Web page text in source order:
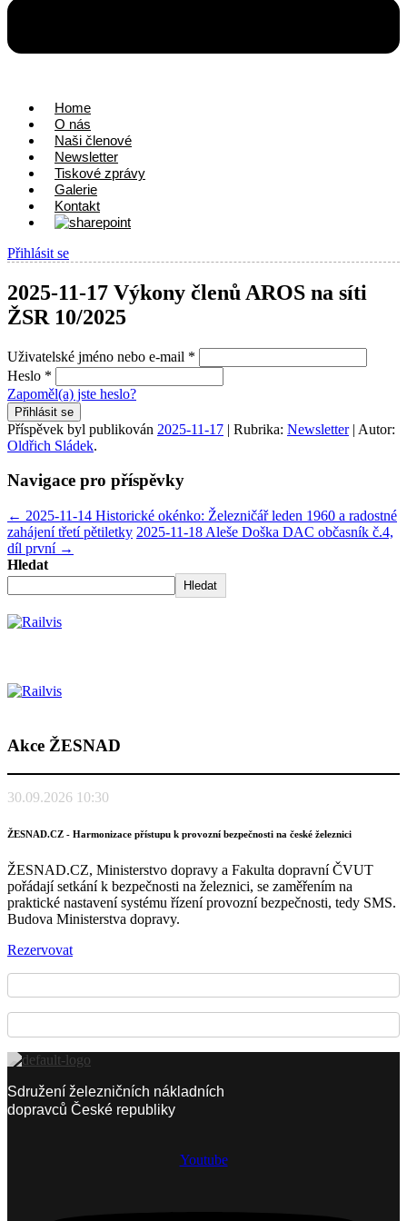
Home
O nás
Naši členové
Newsletter
Tiskové zprávy
Galerie
Kontakt
Přihlásit se
2025-11-17 Výkony členů AROS na síti
ŽSR 10/2025
Uživatelské jméno nebo e-mail *
Heslo *
Zapoměl(a) jste heslo?
Přihlásit se
Příspěvek byl publikován 2025-11-17 | Rubrika: Newsletter| Autor:
Oldřich Sládek.
Navigace pro příspěvky
← 2025-11-14 Historické okénko: Železničář leden 1960 a radostné
zahájení třetí pětiletky 2025-11-18 Aleše Doška DAC občasník č.4,
díl první →
Hledat
Hledat
Akce ŽESNAD
30.09.2026 10:30
ŽESNAD.CZ - Harmonizace přístupu k provozní bezpečnosti na české železnici
ŽESNAD.CZ, Ministerstvo dopravy a Fakulta dopravní ČVUT
pořádají setkání k bezpečnosti na železnici, se zaměřením na
praktické nastavení systému řízení provozní bezpečnosti, tedy SMS.
Budova Ministerstva dopravy.
Rezervovat
Sdružení železničních nákladních
dopravců České republiky
Youtube